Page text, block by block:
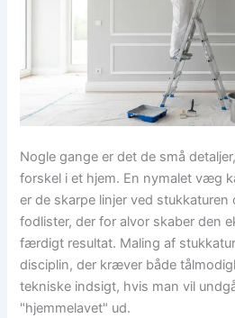
Nogle gange er det de små
forskel i et hjem. En nymalet væg
er de skarpe linjer ved
fodlister, der for alvor skaber den
færdigt resultat. Maling af
disciplin, der kræver både
tekniske indsigt, hvis man vil
"hjemmelavet" ud.